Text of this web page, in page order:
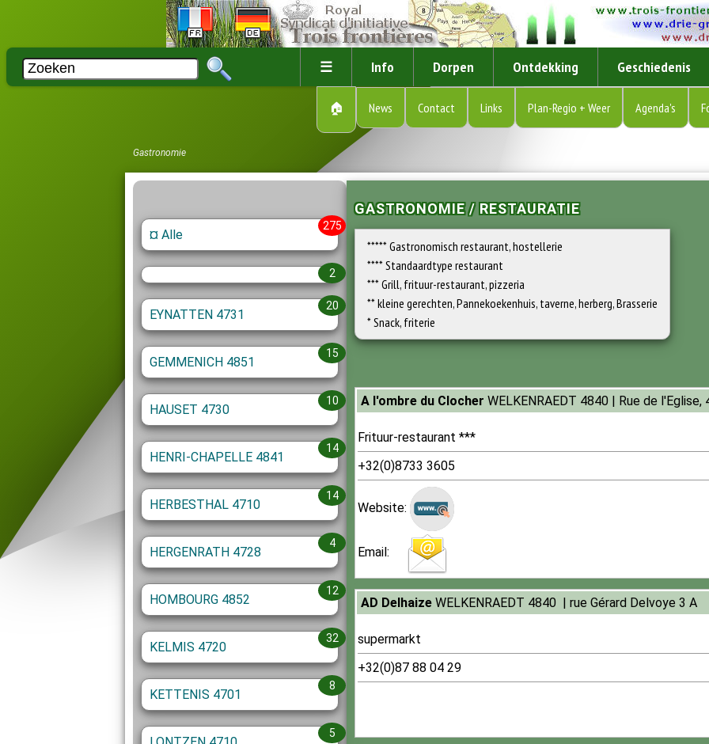
☰ Info Dorpen Ontdekking Geschiedenis
🏠 News Contact Links Plan-Regio + Weer Agenda's
Gastronomie
¤ Alle
275
2
EYNATTEN 4731
20
GEMMENICH 4851
15
HAUSET 4730
10
HENRI-CHAPELLE 4841
14
HERBESTHAL 4710
14
HERGENRATH 4728
4
HOMBOURG 4852
12
KELMIS 4720
32
KETTENIS 4701
8
5
GASTRONOMIE / RESTAURATIE
***** Gastronomisch restaurant, hostellerie
**** Standaardtype restaurant
*** Grill, frituur-restaurant, pizzeria
** kleine gerechten, Pannekoekenhuis, taverne, herberg, Brasserie
* Snack, friterie
A l'ombre du Clocher WELKENRAEDT 4840 | Rue de l'Eglise,
Frituur-restaurant ***
+32(0)8733 3605
Website:
Email:
AD Delhaize WELKENRAEDT 4840 | rue Gérard Delvoye 3 A
supermarkt
+32(0)87 88 04 29